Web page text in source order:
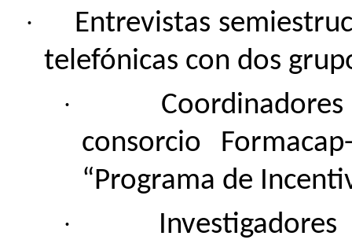
·
Entrevistas
telefónicas con dos
·
consorcio
“Programa de
·